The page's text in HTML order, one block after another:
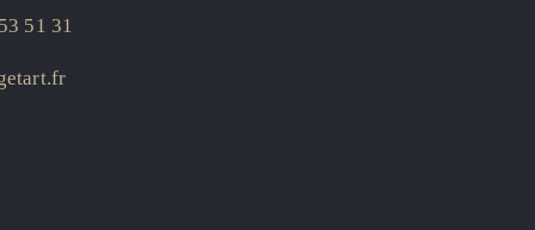
51 31